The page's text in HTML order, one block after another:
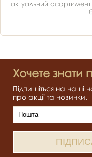
актуальний
Хочете
Підпишіться на наші
про акції та новинки.